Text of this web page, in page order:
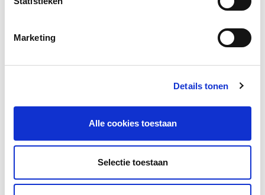
Marketing
Details tonen
Alle cookies toestaan
Selectie toestaan
Burgerschap op jouw ISK!
Meer lezen